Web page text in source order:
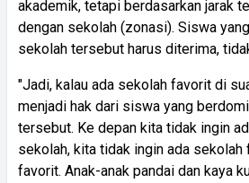
akademik, tetapi berdasarkan jarak
dengan sekolah (zonasi). Siswa
sekolah tersebut harus diterima,
"Jadi, kalau ada sekolah favorit di
menjadi hak dari siswa yang
tersebut. Ke depan kita tidak ingin
sekolah, kita tidak ingin ada sekolah
favorit. Anak-anak pandai dan kaya